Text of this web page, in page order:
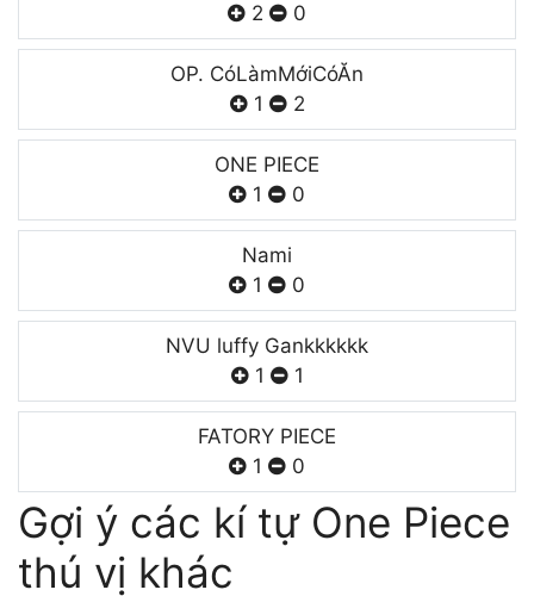
2
0
OP. CóLàmMớiCóĂn
1
2
ONE PIECE
1
0
Nami
1
0
NVU luffy Gankkkkkk
1
1
FATORY PIECE
1
0
Gợi ý các kí tự One Piece
thú vị khác